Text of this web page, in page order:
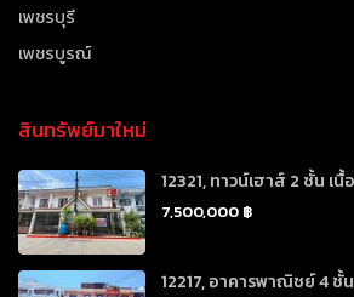
เพชรบุรี
เพชรบูรณ์
สินทรัพย์มาใหม่
12321, ทาวน์เฮาส์ 2 ชั้น เนื้
7,500,000 ฿
12217, อาคารพาณิชย์ 4 ชั้